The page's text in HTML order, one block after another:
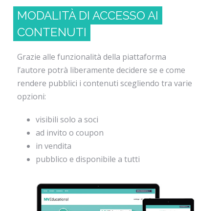
MODALITÀ DI ACCESSO AI
CONTENUTI
Grazie alle funzionalità della piattaforma
l’autore potrà liberamente decidere se e come
rendere pubblici i contenuti scegliendo tra varie
opzioni:
visibili solo a soci
ad invito o coupon
in vendita
pubblico e disponibile a tutti